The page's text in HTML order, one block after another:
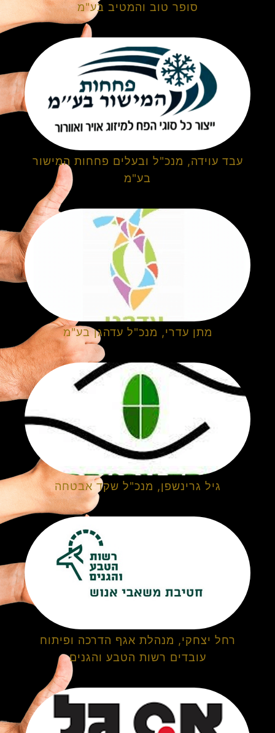
סופר טוב והמטיב בע"מ
עבד עוידה, מנכ"ל ובעלים פחחות המישור
בע"מ
מתן עדרי, מנכ"ל עדהגן בע"מ
גיל גרינשפן, מנכ"ל שקד אבטחה
רחל יצחקי, מנהלת אגף הדרכה ופיתוח
עובדים רשות הטבע והגנים